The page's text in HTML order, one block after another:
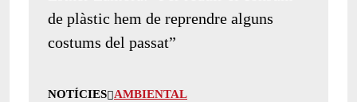
de plàstic hem de reprendre alguns
costums del passat”
NOTÍCIES AMBIENTAL